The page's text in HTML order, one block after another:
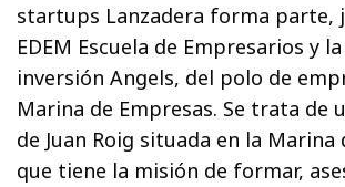
startups Lanzadera forma parte,
EDEM Escuela de Empresarios y
inversión Angels, del polo de
Marina de Empresas. Se trata de
de Juan Roig situada en la Marina
que tiene la misión de formar,